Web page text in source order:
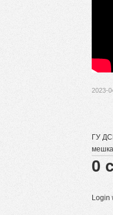
2023-
ГУ
0
Login